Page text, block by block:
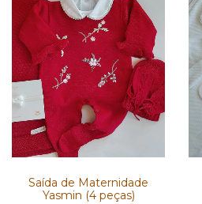
Saída de Maternidade
Yasmin (4 peças)